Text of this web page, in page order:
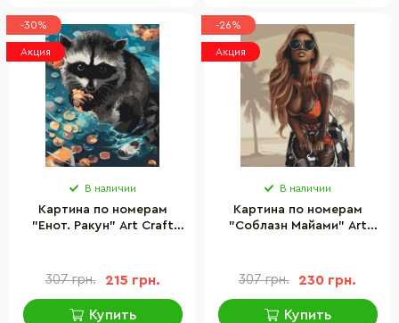
-30%
Акция
В наличии
Картина по номерам
"Енот. Ракун" Art Craft
307 грн. 215 грн.
Купить
-26%
Акция
В наличии
Картина по номерам
"Соблазн Майами" Art
307 грн. 230 грн.
Купить